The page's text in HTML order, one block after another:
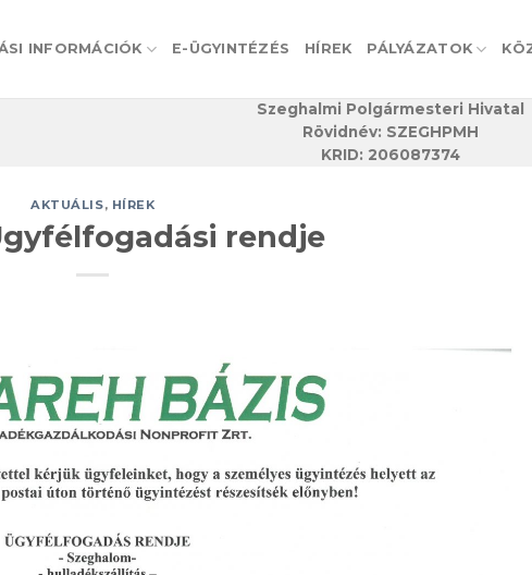
INFORMÁCIÓK E-ÜGYINTÉZÉS HÍREK PÁLYÁZATOK
Szeghalmi Polgármesteri Hivatal
Rövidnév: SZEGHPMH
KRID: 206087374
AKTUÁLIS, HÍREK
rendje